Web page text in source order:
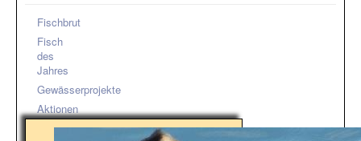
Verein
Jugend
Natur - Artenschutz
Gewässer
Fischbrut
Fisch
des
Jahres
Gewässerprojekte
Aktionen